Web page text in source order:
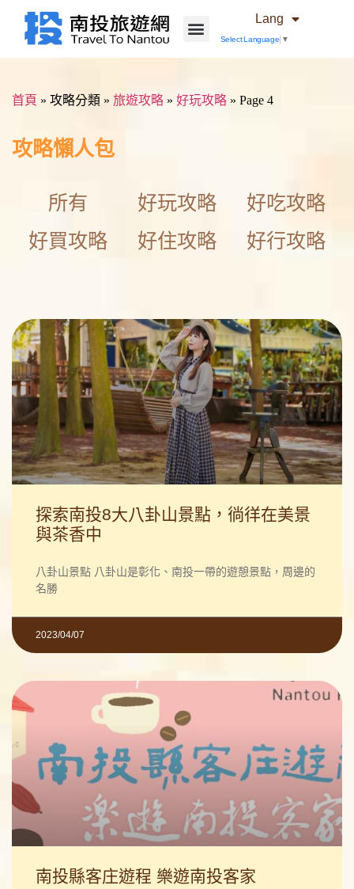
Lang
Select Language ▼
首頁 » 攻略分類 » 旅遊攻略 » 好玩攻略 » Page 4
攻略懶人包
所有 好玩攻略
好吃攻略
好買攻略
好住攻略 好行攻略
探索南投8大八卦山景點，徜徉在美景
與茶香中
八卦山景點 八卦山是彰化、南投一帶的遊憩景點，周邊的
名勝
2023/04/07
南投縣客庄遊程 樂遊南投客家